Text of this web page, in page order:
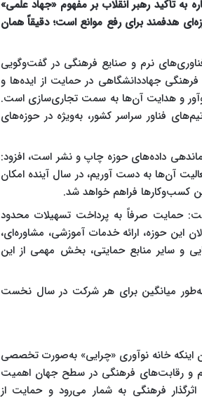
به تأکید رهبر انقلاب بر مفهوم «جهاد علمی»
هدفمند برای رفع موانع است؛ دقیقاً همان
نرم و صنایع فرهنگی در گفت‌وگویی
جهاددانشگاهی در حمایت از ایده‌ها و
نوآور و هدایت آن‌ها به سمت تجاری‌سازی است.
فناور سراسر کشور، به‌ویژه در حوزه‌های
داده‌های حوزه چاپ و نشر است، افزود:
آن‌ها به دست آوریم، در سال آینده امکان
کسب‌وکارها فراهم خواهد شد.
حمایت صرفاً به پرداخت تسهیلات محدود
این حوزه، ارائه خدمات آموزشی، مشاوره‌ای،
و سایر منابع حمایتی، بخش مهمی از این
به‌طور میانگین برای هر شرکت در سال نخست
اینکه خانه نوآوری «چرایی» به‌صورت تخصصی
و رقابت‌های فرهنگی در سطح جهان اهمیت
فرهنگی به شمار می‌رود و حمایت از